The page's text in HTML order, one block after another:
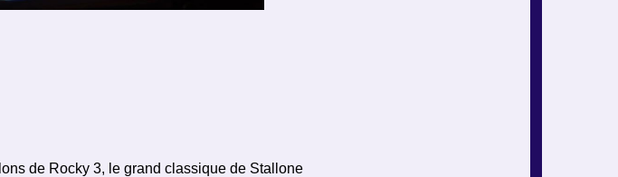
de Rocky 3, le grand classique de Stallone